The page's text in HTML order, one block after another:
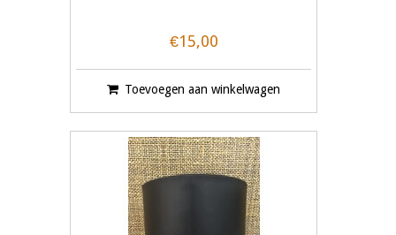
€15,00
Toevoegen aan winkelwagen